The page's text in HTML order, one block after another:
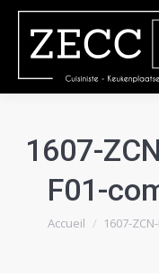
1607-
F01-
Vous êtes ici :
Accueil 1607-